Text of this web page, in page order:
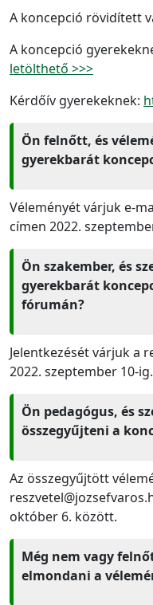
A koncepció rövidített
A koncepció
letölthető >>>
Kérdőív gyerekeknek:
Ön felnőtt, és
gyerekbarát
Véleményét várjuk e-
címen 2022.
Ön szakember, és
gyerekbarát
fórumán?
Jelentkezését várjuk a
2022. szeptember 10-
Ön pedagógus, és
összegyűjteni a
Az összegyűjtött
október 6. között.
Még nem vagy
elmondani a